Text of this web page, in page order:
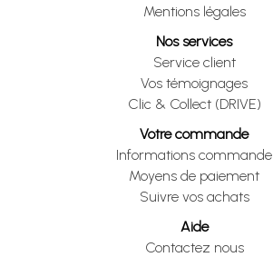
Mentions légales
Nos services
Service client
Vos témoignages
Clic & Collect (DRIVE)
Votre commande
Informations commande
Moyens de paiement
Suivre vos achats
Aide
Contactez nous